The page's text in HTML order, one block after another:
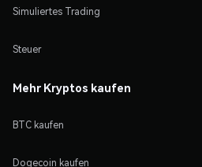
Simuliertes Trading
Steuer
Mehr Kryptos kaufen
BTC kaufen
Dogecoin kaufen